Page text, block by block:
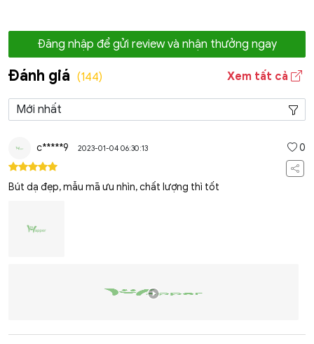
Đăng nhập để gửi review và nhận thưởng ngay
Đánh giá (144) Xem tất cả
c*****9 2023-01-04 06:30:13 0
Bút dạ đẹp, mẫu mã ưu nhìn, chất lượng thì tốt